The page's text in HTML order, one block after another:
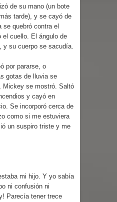
de su mano (un bote
tarde), y se cayó de
se quebró contra el
el cuello. El ángulo de
y su cuerpo se sacudía.
por pararse, o
gotas de lluvia se
Mickey se mostró. Saltó
y cayó en
Se incorporó cerca de
como si me estuviera
un suspiro triste y me
mi hijo. Y yo sabía
ni confusión ni
Parecía tener trece